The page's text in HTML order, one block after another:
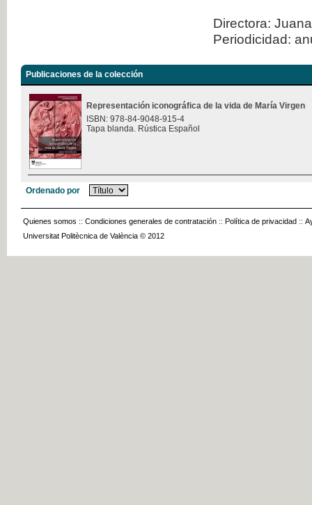
Directora:
Periodicidad:
Publicaciones de la colección
Representación iconográfica de la vida de María Virgen
ISBN: 978-84-9048-915-4
Tapa blanda. Rústica Español
Ordenado por
Quienes somos :: Condiciones generales de contratación :: Política de privacidad ::
Universitat Politècnica de València © 2012